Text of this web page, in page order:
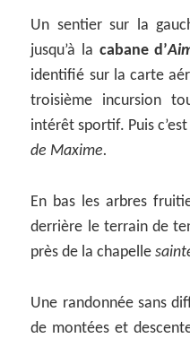
Un sentier sur la
jusqu’à la cabane d’
identifié sur la carte
troisième incursion
intérêt sportif. Puis
de Maxime.
En bas les arbres
derrière le terrain de
près de la chapelle
Une randonnée sans
de montées et